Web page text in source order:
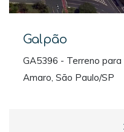
Galpão
GA5396 - Terreno
Amaro, São Paulo/SP